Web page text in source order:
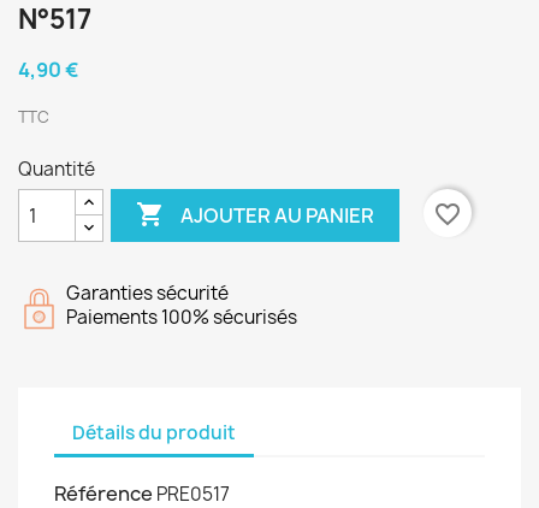
N°517
4,90 €
TTC
Quantité
 AJOUTER AU PANIER favorite_border
Garanties sécurité
Paiements 100% sécurisés
Détails du produit
Référence PRE0517